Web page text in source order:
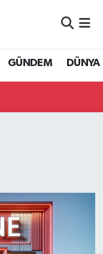
GÜNDEM DÜNYA